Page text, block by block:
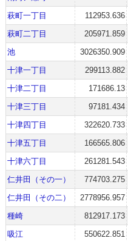
萩町一丁目
112953.636
萩町二丁目
205971.859
池
3026350.909
十津一丁目
299113.882
十津二丁目
171686.13
十津三丁目
97181.434
十津四丁目
322620.733
十津五丁目
166565.806
十津六丁目
261281.543
仁井田（その一）
774703.275
仁井田（その二）
2778956.957
種崎
812917.173
吸江
550622.851